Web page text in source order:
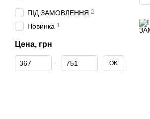
ПІД ЗАМОВЛЕННЯ 2
Новинка 1
Цена, грн
От Цена, грн
До Цена, грн OK